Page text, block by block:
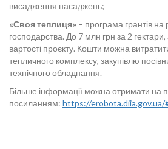
висадження насаджень;
«Своя теплиця» – програма грантів на
господарства. До 7 млн грн за 2
вартості проєкту. Кошти можна
тепличного комплексу, закупівлю
технічного обладнання.
Більше інформації можна отримати на
посиланням: https://erobota.diia.gov.ua/